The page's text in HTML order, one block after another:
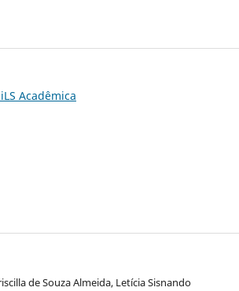
Acadêmica
de Souza Almeida, Letícia Sisnando